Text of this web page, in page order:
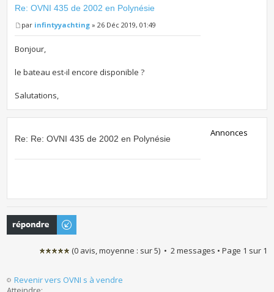
Re: OVNI 435 de 2002 en Polynésie
par infintyyachting » 26 Déc 2019, 01:49
Bonjour,
le bateau est-il encore disponible ?
Salutations,
Re: Re: OVNI 435 de 2002 en Polynésie
Annonces
Publier une
réponse
(0avis, moyenne : sur5) • 2 messages • Page 1 sur 1
Revenir vers OVNI s à vendre